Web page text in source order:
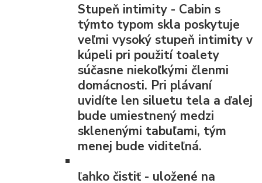
Stupeň intimity - Cabin s
týmto typom skla poskytuje
veľmi vysoký stupeň intimity v
kúpeli pri použití toalety
súčasne niekoľkými členmi
domácnosti. Pri plávaní
uvidíte len siluetu tela a ďalej
bude umiestnený medzi
sklenenými tabuľami, tým
menej bude viditeľná.
ľahko čistiť - uložené na